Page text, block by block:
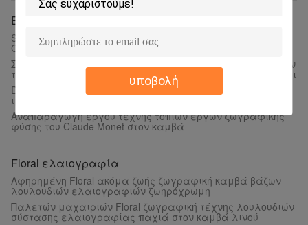
υποβολή
Ελαιογραφίες του Claude Monet
Seascape ανατολής αναπαραγωγής ελαιογραφιών του
Claude Monet Impressionism ελαιογραφίες
Σπίτια ελαιογραφιών του Claude Monet παλιών δασκάλων
του Κοινοβουλίου που χρωματίζει ζωγραφισμένα στο χέρι
Doges καμβά Reproductionon τέχνης έργων ζωγραφικής
ιμπρεσσιονιστών Renoir παλάτι Βενετία
Αναπαραγωγή έργου τέχνης τοπίων έργων ζωγραφικής
φύσης του Claude Monet στον καμβά
Floral ελαιογραφία
Αφηρημένη Floral ακόμα ζωής ζωγραφική καμβά βάζων
λουλουδιών ελαιογραφιών ζωηρόχρωμη
Παλετών μαχαιριών Floral ζωγραφική τέχνης λουλουδιών
σύστασης ελαιογραφίας παχιά στον καμβά λινού